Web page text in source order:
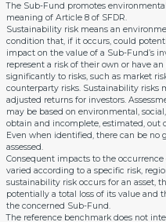
The Sub-Fund promotes
meaning of Article 8 of SFDR.
Sustainability risk means an
condition that, if it occurs, could
impact on the value of a Sub-Fund’s
represent a risk of their own or have
significantly to risks, such as market
counterparty risks. Sustainability risks
adjusted returns for investors.
may be based on environmental,
obtain and incomplete, estimated, out
Even when identified, there can be no
assessed.
Consequent impacts to the
varied according to a specific risk,
sustainability risk occurs for an asset,
potentially a total loss of its value and
the concerned Sub-Fund.
The reference benchmark does not